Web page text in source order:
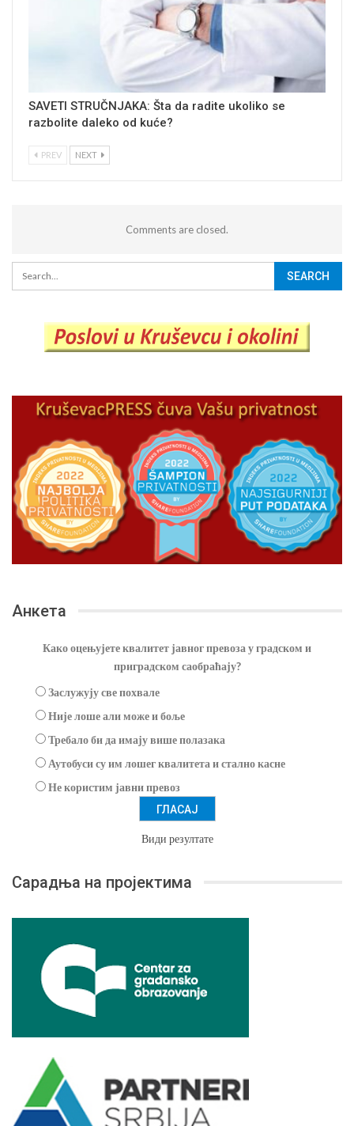
SAVETI STRUČNJAKA: Šta da radite ukoliko se
razbolite daleko od kuće?
PREV NEXT
Comments are closed.
Анкета
Како оцењујете квалитет јавног превоза у градском и
приградском саобраћају?
Заслужују све похвале
Није лоше али може и боље
Требало би да имају више полазака
Аутобуси су им лошег квалитета и стално касне
Не користим јавни превоз
Види резултате
Сарадња на пројектима